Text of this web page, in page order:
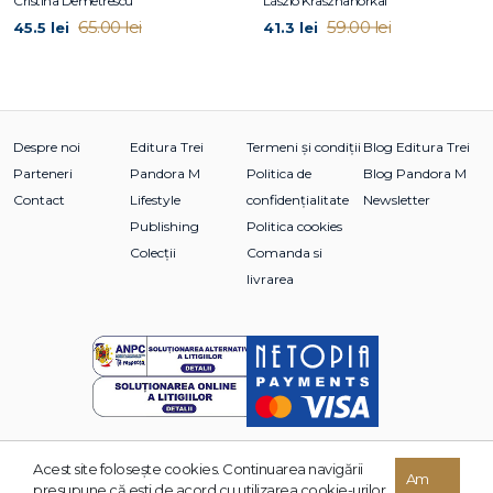
45.5 lei 65.00 lei 41.3 lei 59.00 lei
Despre noi
Parteneri
Contact
Editura Trei
Pandora M
Lifestyle
Publishing
Colecții
Termeni și condiții
Politica de
confidențialitate
Politica cookies
Comanda si
livrarea
Blog Editura Trei
Blog Pandora M
Newsletter
© 2026 Grupul Editorial TREI. Toate drepturile rezervate.
Acest site foloseşte cookies. Continuarea navigării
presupune că eşti de acord cu utilizarea cookie-urilor.
Am